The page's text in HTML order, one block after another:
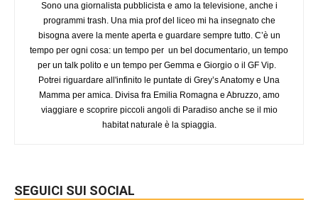
Sono una giornalista pubblicista e amo la televisione, anche i
programmi trash. Una mia prof del liceo mi ha insegnato che
bisogna avere la mente aperta e guardare sempre tutto. C’è un
tempo per ogni cosa: un tempo per un bel documentario, un tempo
per un talk polito e un tempo per Gemma e Giorgio o il GF Vip.
Potrei riguardare all'infinito le puntate di Grey’s Anatomy e Una
Mamma per amica. Divisa fra Emilia Romagna e Abruzzo, amo
viaggiare e scoprire piccoli angoli di Paradiso anche se il mio
habitat naturale è la spiaggia.
SEGUICI SUI SOCIAL